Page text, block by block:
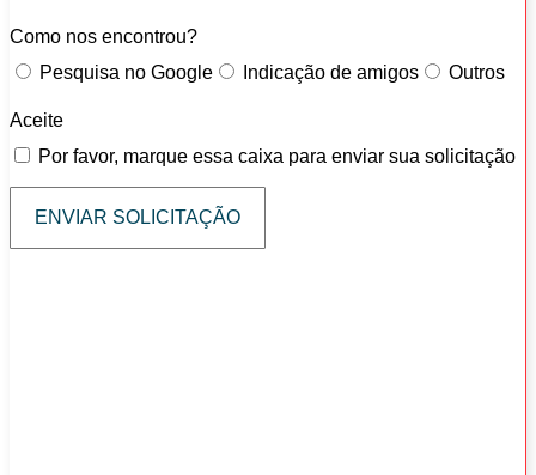
Como nos encontrou?
Pesquisa no Google
Indicação de amigos Outros
Aceite
Por favor, marque essa caixa para enviar sua solicitação
ENVIAR SOLICITAÇÃO